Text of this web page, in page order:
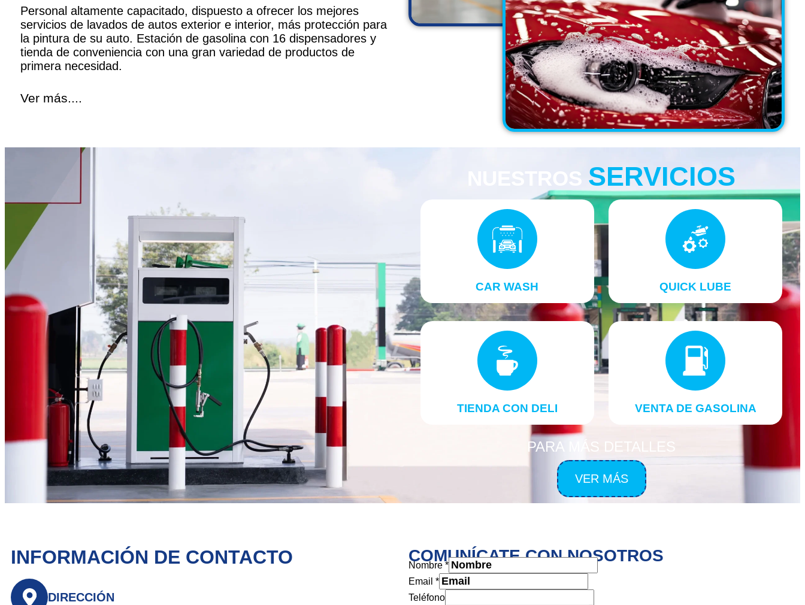
Personal altamente capacitado, dispuesto a ofrecer los mejores
servicios de lavados de autos exterior e interior, más protección para
la pintura de su auto. Estación de gasolina con 16 dispensadores y
tienda de conveniencia con una gran variedad de productos de
primera necesidad.
Ver más....
NUESTROS SERVICIOS
CAR WASH QUICK LUBE
TIENDA CON DELI VENTA DE GASOLINA
PARA MÁS DETALLES
VER MÁS
INFORMACIÓN DE CONTACTO
DIRECCIÓN
COMUNÍCATE CON NOSOTROS
Nombre *
Email *
Teléfono
Teléfono